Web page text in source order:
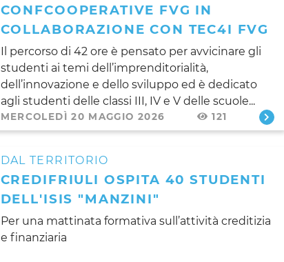
CONFCOOPERATIVE FVG IN
COLLABORAZIONE CON TEC4I FVG
Il percorso di 42 ore è pensato per avvicinare gli
studenti ai temi dell’imprenditorialità,
dell’innovazione e dello sviluppo ed è dedicato
agli studenti delle classi III, IV e V delle scuole...
MERCOLEDÌ 20 MAGGIO 2026 121
DAL TERRITORIO
CREDIFRIULI OSPITA 40 STUDENTI
DELL'ISIS "MANZINI"
Per una mattinata formativa sull’attività creditizia
e finanziaria